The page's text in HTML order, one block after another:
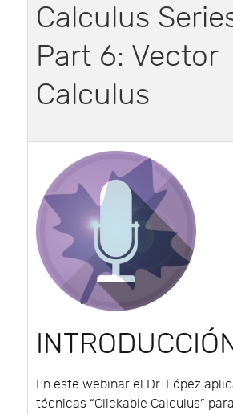
Calculus
Part 6: Vector
Calculus
En este webinar el Dr. López
técnicas “Clickable Calculus”